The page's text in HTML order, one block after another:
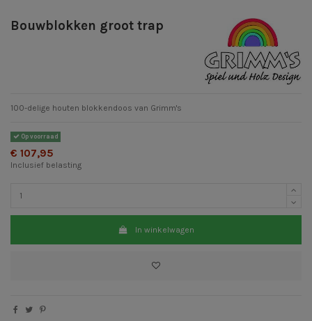
Bouwblokken groot trap
100-delige houten blokkendoos van Grimm's
Op voorraad
€ 107,95
Inclusief belasting
In winkelwagen